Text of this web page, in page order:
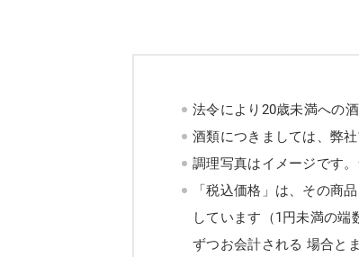
法令により20歳未満への
酒類につきましては、弊
調理写真はイメージです
「税込価格」は、その商
しています（1円未満の
ずつお会計される 場合と